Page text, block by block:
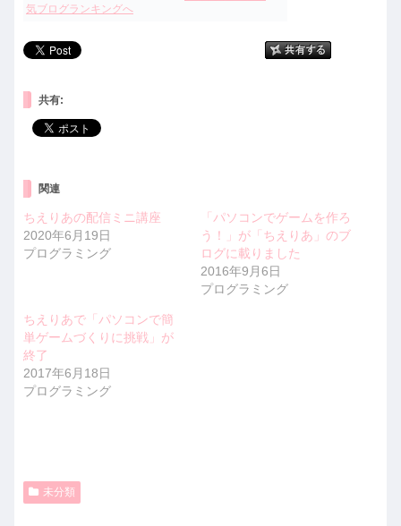
気ブログランキングへ
共有:
関連
ちえりあの配信ミニ講座
2020年6月19日
プログラミング
「パソコンでゲームを作ろ
う！」が「ちえりあ」のブ
ログに載りました
2016年9月6日
プログラミング
ちえりあで「パソコンで簡
単ゲームづくりに挑戦」が
終了
2017年6月18日
プログラミング
未分類